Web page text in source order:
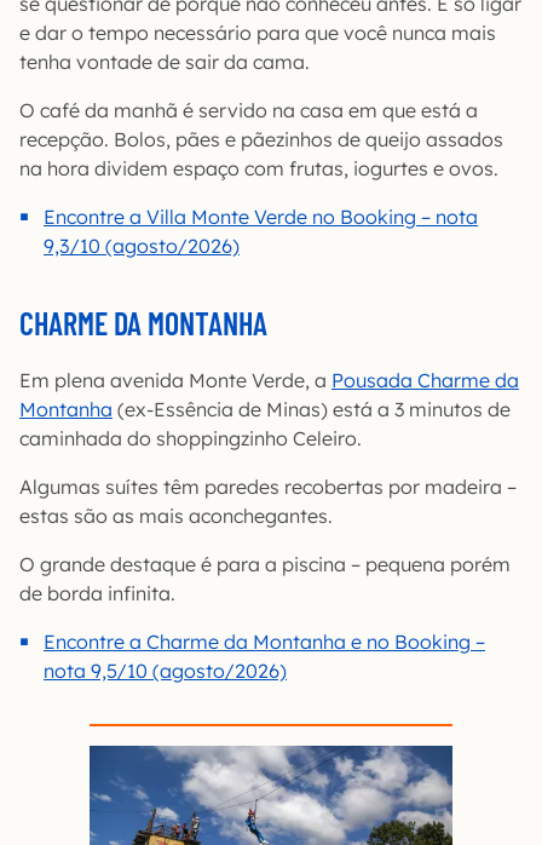
e dar o tempo necessário para que você nunca mais
tenha vontade de sair da cama.
O café da manhã é servido na casa em que está a
recepção. Bolos, pães e pãezinhos de queijo assados
na hora dividem espaço com frutas, iogurtes e ovos.
Encontre a Villa Monte Verde no Booking – nota
9,3/10 (agosto/2026)
CHARME DA MONTANHA
Em plena avenida Monte Verde, a Pousada Charme da
Montanha (ex-Essência de Minas) está a 3 minutos de
caminhada do shoppingzinho Celeiro.
Algumas suítes têm paredes recobertas por madeira –
estas são as mais aconchegantes.
O grande destaque é para a piscina – pequena porém
de borda infinita.
Encontre a Charme da Montanha e no Booking –
nota 9,5/10 (agosto/2026)